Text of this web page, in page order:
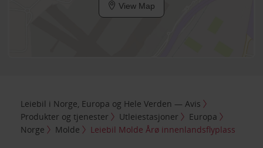
View Map
Leiebil i Norge, Europa og Hele Verden — Avis
Produkter og tjenester
Utleiestasjoner
Europa
Norge
Molde Leiebil Molde Årø innenlandsflyplass